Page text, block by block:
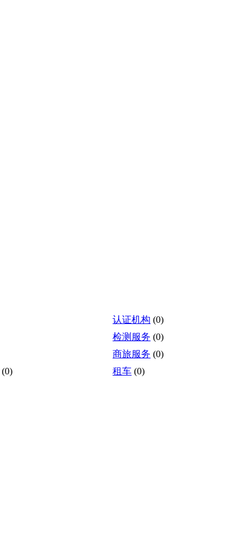
认证机构 (0)
检测服务 (0)
商旅服务 (0)
(0) 租车 (0)